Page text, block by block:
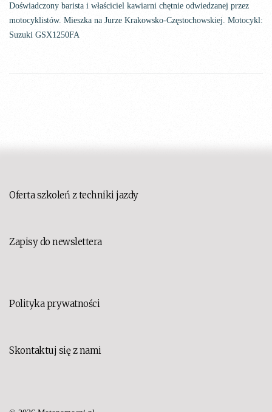
Doświadczony barista i właściciel kawiarni chętnie odwiedzanej przez
motocyklistów. Mieszka na Jurze Krakowsko-Częstochowskiej. Motocykl:
Suzuki GSX1250FA
Oferta szkoleń z techniki jazdy
Zapisy do newslettera
Polityka prywatności
Skontaktuj się z nami